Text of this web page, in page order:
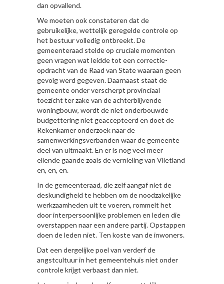
dan opvallend.
We moeten ook constateren dat de
gebruikelijke, wettelijk geregelde controle op
het bestuur volledig ontbreekt. De
gemeenteraad stelde op cruciale momenten
geen vragen wat leidde tot een correctie-
opdracht van de Raad van State waaraan geen
gevolg werd gegeven. Daarnaast staat de
gemeente onder verscherpt provinciaal
toezicht ter zake van de achterblijvende
woningbouw, wordt de niet onderbouwde
budgettering niet geaccepteerd en doet de
Rekenkamer onderzoek naar de
samenwerkingsverbanden waar de gemeente
deel van uitmaakt. En er is nog veel meer
ellende gaande zoals de vernieling van Vlietland
en, en, en.
In de gemeenteraad, die zelf aangaf niet de
deskundigheid te hebben om de noodzakelijke
werkzaamheden uit te voeren, rommelt het
door interpersoonlijke problemen en leden die
overstappen naar een andere partij. Opstappen
doen de leden niet. Ten koste van de inwoners.
Dat een dergelijke poel van verderf de
angstcultuur in het gemeentehuis niet onder
controle krijgt verbaast dan niet.